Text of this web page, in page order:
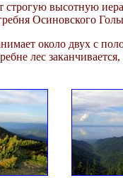
высотную
Осиновского
около двух с
лес